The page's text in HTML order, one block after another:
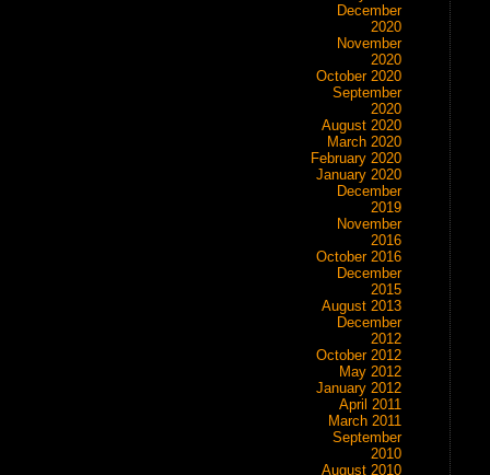
December
2020
November
2020
October 2020
September
2020
August 2020
March 2020
February 2020
January 2020
December
2019
November
2016
October 2016
December
2015
August 2013
December
2012
October 2012
May 2012
January 2012
April 2011
March 2011
September
2010
August 2010